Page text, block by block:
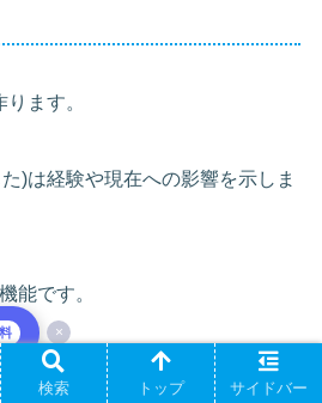
ます。
)は経験や現在への影響を示しま
能です。
す。
×
検索 トップ サイドバー